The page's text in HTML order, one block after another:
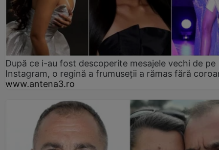
După ce i-au fost descoperite mesajele vechi de pe
Instagram, o regină a frumuseții a rămas fără
www.antena3.ro